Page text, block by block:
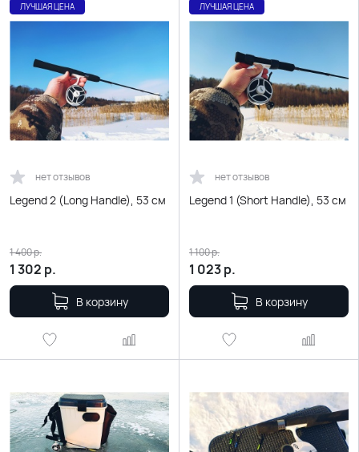
ЛУЧШАЯ ЦЕНА
нет отзывов
Legend 2 (Long Handle), 53 см
1 302 р.
1 400р.
В корзину
ЛУЧШАЯ ЦЕНА
нет отзывов
Legend 1 (Short Handle), 53 см
1 023р.
1 100р.
В корзину